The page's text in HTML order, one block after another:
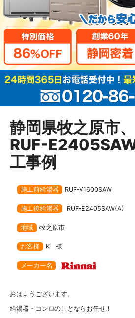
静岡県牧之原市
RUF-
工事例
施工前給湯器 RUF-V1600SAW
施工後給湯器 RUF-E2405SAW(A)
地域 牧之原市
お客様 K 様
メーカー名
おはようございます。
給湯器・コンロのことならお任せ！